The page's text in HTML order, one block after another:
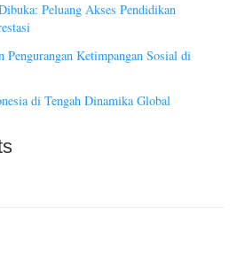
Peluang Akses Pendidikan
Pengurangan Ketimpangan Sosial di
di Tengah Dinamika Global